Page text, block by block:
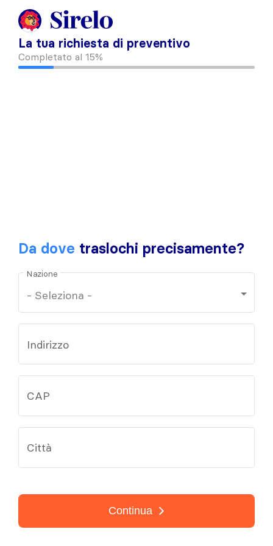
La tua richiesta di preventivo
Completato al 15%
Da dove traslochi precisamente?
Nazione
Indirizzo
CAP
Città
Continua